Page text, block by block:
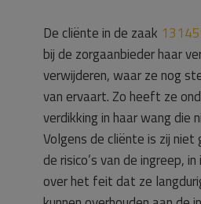
De cliënte in de zaak
bij de zorgaanbieder haar
verwijderen, waar ze nog
van ervaart. Zo heeft ze
verdikking in haar wang die
Volgens de cliënte is zij
de risico’s van de ingreep,
over het feit dat ze